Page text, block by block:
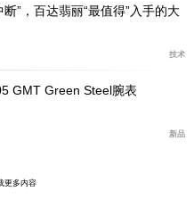
”，百达翡丽“最值得”入手的大
技术
GMT Green Steel腕表
新品
更多内容